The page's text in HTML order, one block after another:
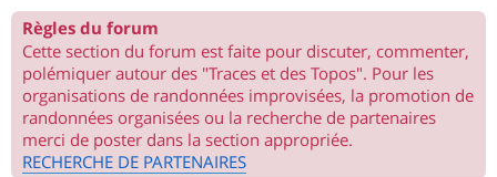
Règles du forum
Cette section du forum est faite pour discuter, commenter,
polémiquer autour des "Traces et des Topos". Pour les
organisations de randonnées improvisées, la promotion de
randonnées organisées ou la recherche de partenaires
merci de poster dans la section appropriée.
RECHERCHE DE PARTENAIRES